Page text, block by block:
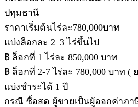
ปทุมธานี
ราคาเริ่มต้นไร่ละ780,000บาท
แบ่งล็อกละ 2–3 ไร่ขึ้นไป
฿ ล็อกที่ 1 ไร่ละ 850,000 บาท
฿ ล็อกที่ 2-7 ไร่ละ 780,000 บาท (
แบ่งชำระได้ 1 ปี
กรณี ซื้อสด ผู้ขายเป็นผู้ออกค่าภา